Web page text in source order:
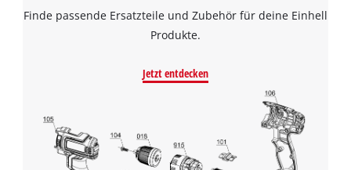
Finde passende Ersatzteile und Zubehör für deine Einhell
Produkte.
Jetzt entdecken